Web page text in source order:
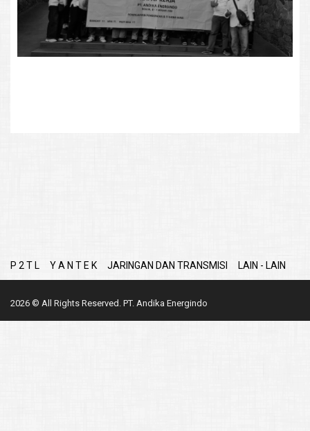
P 2 T L Y A N T E K JARINGAN DAN TRANSMISI LAIN - LAIN
2026 © All Rights Reserved. PT. Andika Energindo